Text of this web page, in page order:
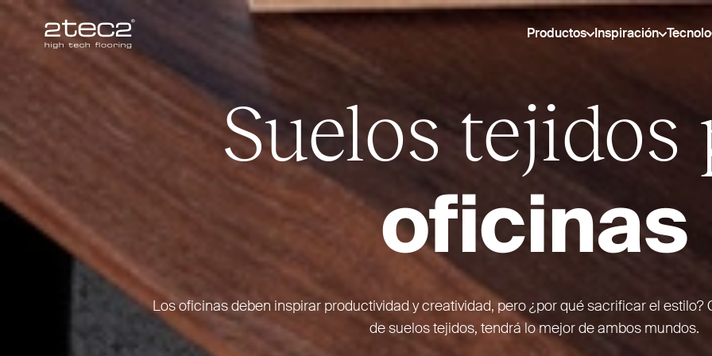
Primary Productos Inspiración
Suelos tejidos
oficinas
Los oficinas deben inspirar pro­duc­tividad y crea­tividad, pero ¿por qué sacrificar el estilo?
de suelos tejidos, tendrá lo mejor de ambos mundos.